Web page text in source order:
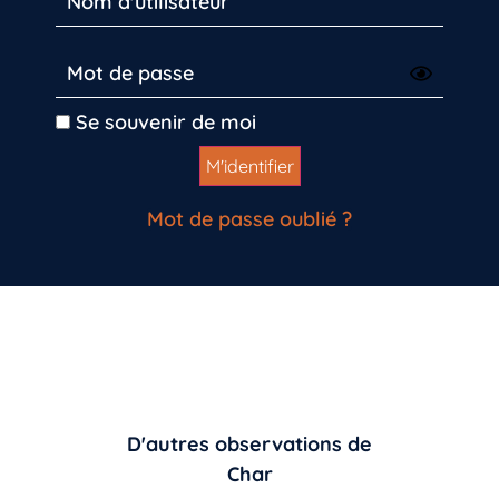
Se souvenir de moi
Mot de passe oublié ?
D'autres observations de
Char